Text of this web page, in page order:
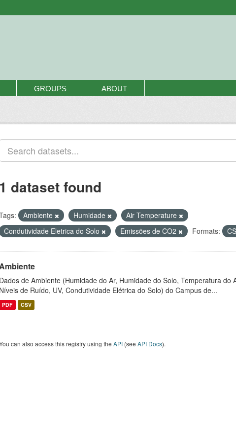
GROUPS ABOUT
1 dataset found
Ambiente Humidade
Air Temperature
Condutividade Eletrica do Solo
Emissões de CO2 Formats:
Dados de Ambiente (Humidade do Ar, Humidade do Solo, Temperatura do
Níveis de Ruído, UV, Condutividade Elétrica do Solo) do Campus de...
PDF CSV
can also access this registry using the API (see API Docs).